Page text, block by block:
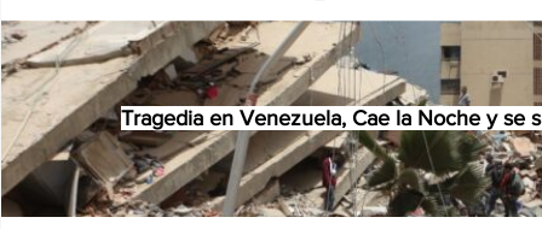
Tragedia en Venezuela, Cae la Noche y se